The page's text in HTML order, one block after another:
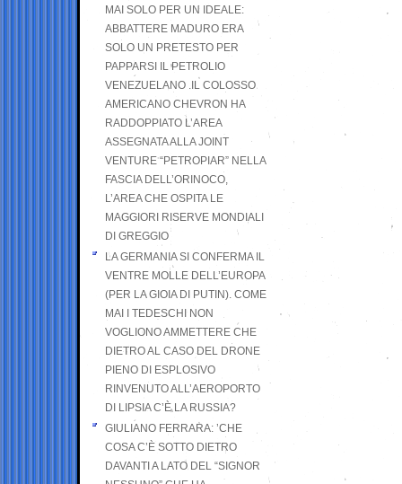
MAI SOLO PER UN IDEALE:
ABBATTERE MADURO ERA
SOLO UN PRETESTO PER
PAPPARSI IL PETROLIO
VENEZUELANO .IL COLOSSO
AMERICANO CHEVRON HA
RADDOPPIATO L’AREA
ASSEGNATA ALLA JOINT
VENTURE “PETROPIAR” NELLA
FASCIA DELL’ORINOCO,
L’AREA CHE OSPITA LE
MAGGIORI RISERVE MONDIALI
DI GREGGIO
LA GERMANIA SI CONFERMA IL
VENTRE MOLLE DELL’EUROPA
(PER LA GIOIA DI PUTIN). COME
MAI I TEDESCHI NON
VOGLIONO AMMETTERE CHE
DIETRO AL CASO DEL DRONE
PIENO DI ESPLOSIVO
RINVENUTO ALL’AEROPORTO
DI LIPSIA C’È LA RUSSIA?
GIULIANO FERRARA: ’CHE
COSA C’È SOTTO DIETRO
DAVANTI A LATO DEL “SIGNOR